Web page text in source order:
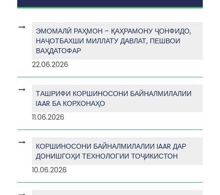
ЭМОМАЛӢ РАҲМОН – ҚАҲРАМОНУ ҶОНФИДО,
НАҶОТБАХШИ МИЛЛАТУ ДАВЛАТ, ПЕШВОИ
ВАҲДАТОФАР
22.06.2026
ТАШРИФИ КОРШИНОСОНИ БАЙНАЛМИЛАЛИИ
IAAR БА КОРХОНАҲО
11.06.2026
КОРШИНОСОНИ БАЙНАЛМИЛАЛИИ IAAR ДАР
ДОНИШГОҲИ ТЕХНОЛОГИИ ТОҶИКИСТОН
10.06.2026